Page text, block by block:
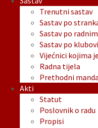
Trenutni sastav
Sastav po
Sastav po
Sastav po
Vijećnici kojima
Radna tijela
Prethodni
Akti
Statut
Poslovnik o radu
Propisi